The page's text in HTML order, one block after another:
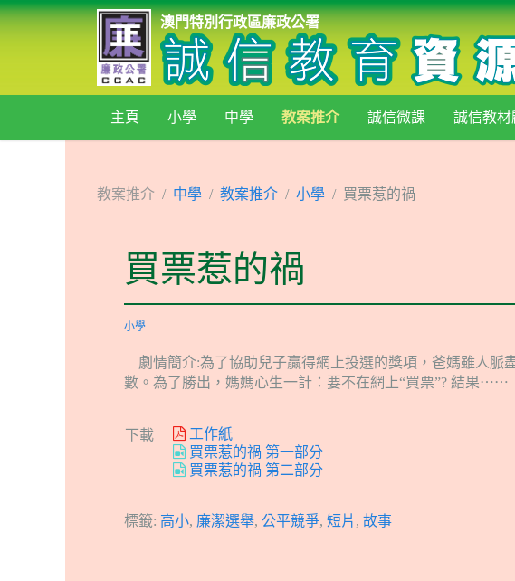
澳門特別行政區廉政公署
主頁 小學 中學 教案推介 誠信微課 誠信教材
教案推介 中學 教案推介 小學 買票惹的禍
買票惹的禍
小學
劇情簡介:為了協助兒子贏得網上投選的獎項，爸媽雖人脈
數。為了勝出，媽媽心生一計：要不在網上“買票”? 結果⋯⋯
下載
工作紙
買票惹的禍 第一部分
買票惹的禍 第二部分
標籤: 高小, 廉潔選舉, 公平競爭, 短片 , 故事